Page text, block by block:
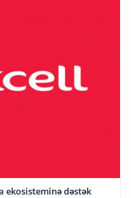
ekosisteminə dəstək